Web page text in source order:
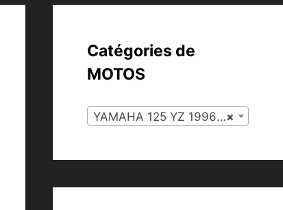
Catégories de
MOTOS
×
YAMAHA 125 YZ 1996 – 2004 (48)